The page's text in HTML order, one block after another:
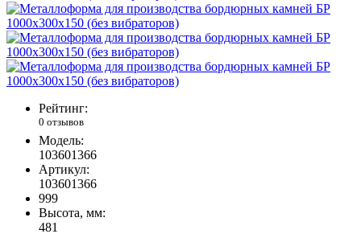
Рейтинг:
0 отзывов
Модель:
103601366
Артикул:
103601366
999
Высота, мм:
481